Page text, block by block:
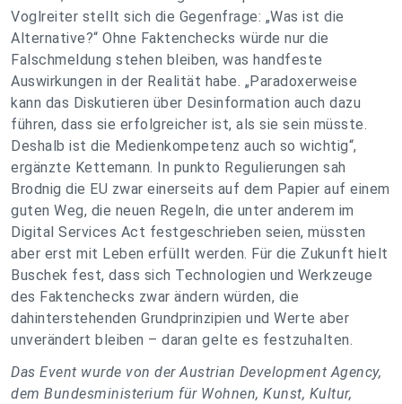
Voglreiter stellt sich die Gegenfrage: „Was ist die
Alternative?“ Ohne Faktenchecks würde nur die
Falschmeldung stehen bleiben, was handfeste
Auswirkungen in der Realität habe. „Paradoxerweise
kann das Diskutieren über Desinformation auch dazu
führen, dass sie erfolgreicher ist, als sie sein müsste.
Deshalb ist die Medienkompetenz auch so wichtig“,
ergänzte Kettemann. In punkto Regulierungen sah
Brodnig die EU zwar einerseits auf dem Papier auf einem
guten Weg, die neuen Regeln, die unter anderem im
Digital Services Act festgeschrieben seien, müssten
aber erst mit Leben erfüllt werden. Für die Zukunft hielt
Buschek fest, dass sich Technologien und Werkzeuge
des Faktenchecks zwar ändern würden, die
dahinterstehenden Grundprinzipien und Werte aber
unverändert bleiben – daran gelte es festzuhalten.
Das Event wurde von der Austrian Development Agency,
dem Bundesministerium für Wohnen, Kunst, Kultur,